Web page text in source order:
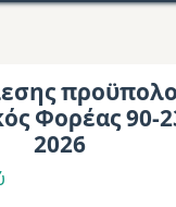
Φορέας
2026